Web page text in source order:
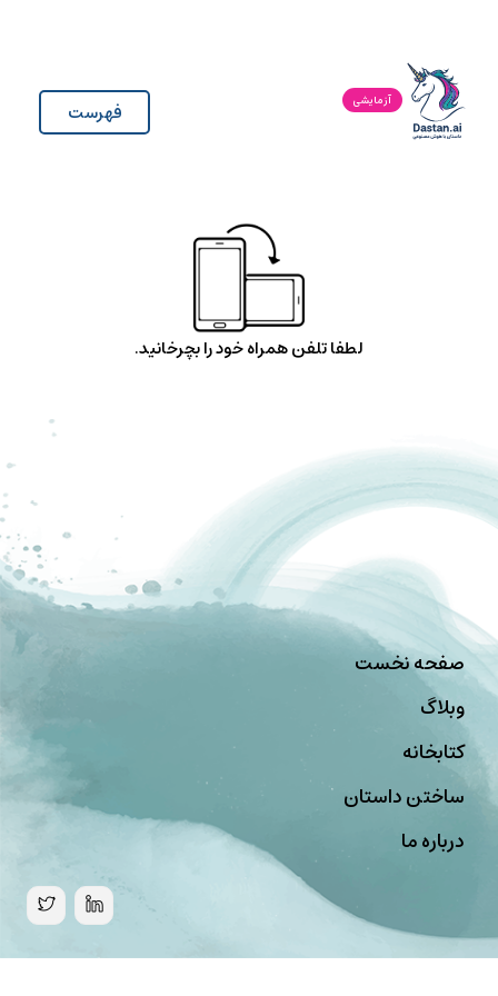
آزمایشی فهرست
لطفا تلفن همراه خود را بچرخانید.
صفحه نخست
وبلاگ
کتابخانه
ساختن داستان
درباره ما